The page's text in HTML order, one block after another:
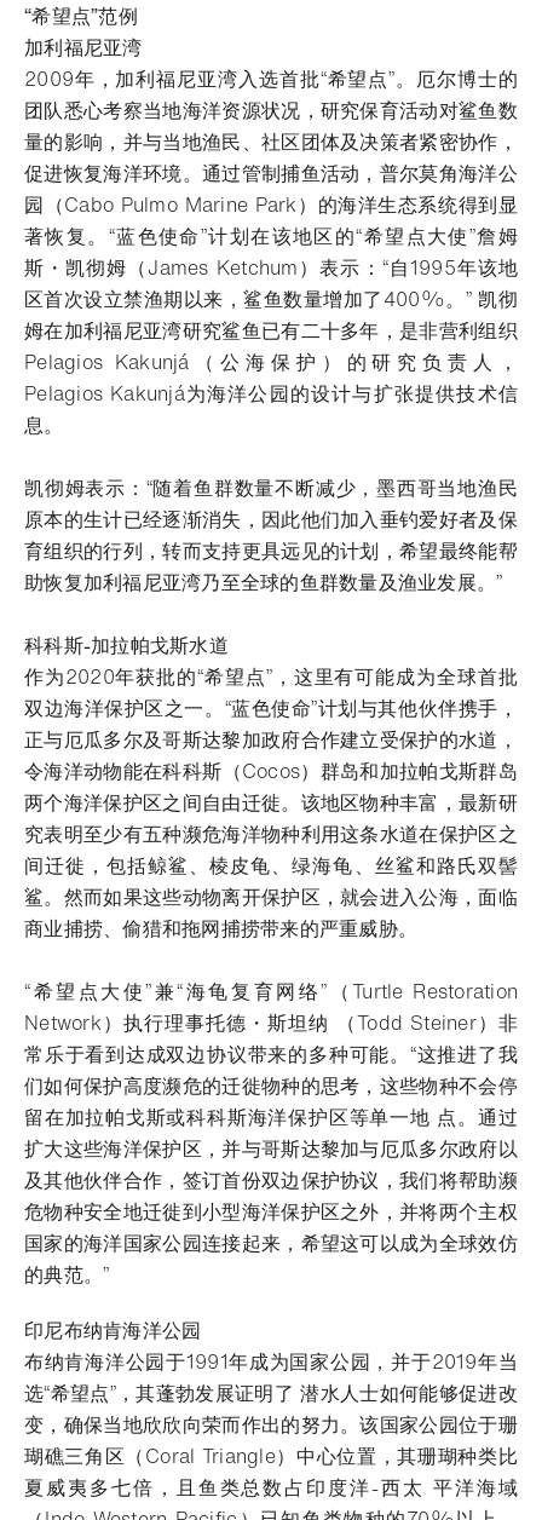
“希望点”范例
加利福尼亚湾
2009年，加利福尼亚湾入选首批“希望点”。厄尔博士的
团队悉心考察当地海洋资源状况，研究保育活动对鲨鱼数
量的影响，并与当地渔民、社区团体及决策者紧密协作，
促进恢复海洋环境。通过管制捕鱼活动，普尔莫角海洋公
园（Cabo Pulmo Marine Park）的海洋生态系统得到显
著恢复。“蓝色使命”计划在该地区的“希望点大使”詹姆
斯・凯彻姆（James Ketchum）表示：“自1995年该地
区首次设立禁渔期以来，鲨鱼数量增加了400%。” 凯彻
姆在加利福尼亚湾研究鲨鱼已有二十多年，是非营利组织
Pelagios Kakunjá（公海保护）的研究负责人，
Pelagios Kakunjá为海洋公园的设计与扩张提供技术信
息。
凯彻姆表示：“随着鱼群数量不断减少，墨西哥当地渔民
原本的生计已经逐渐消失，因此他们加入垂钓爱好者及保
育组织的行列，转而支持更具远见的计划，希望最终能帮
助恢复加利福尼亚湾乃至全球的鱼群数量及渔业发展。”
科科斯-加拉帕戈斯水道
作为2020年获批的“希望点”，这里有可能成为全球首批
双边海洋保护区之一。“蓝色使命”计划与其他伙伴携手，
正与厄瓜多尔及哥斯达黎加政府合作建立受保护的水道，
令海洋动物能在科科斯（Cocos）群岛和加拉帕戈斯群岛
两个海洋保护区之间自由迁徙。该地区物种丰富，最新研
究表明至少有五种濒危海洋物种利用这条水道在保护区之
间迁徙，包括鲸鲨、棱皮龟、绿海龟、丝鲨和路氏双髻
鲨。然而如果这些动物离开保护区，就会进入公海，面临
商业捕捞、偷猎和拖网捕捞带来的严重威胁。
“希望点大使”兼“海龟复育网络”（Turtle Restoration
Network）执行理事托德・斯坦纳 （Todd Steiner）非
常乐于看到达成双边协议带来的多种可能。“这推进了我
们如何保护高度濒危的迁徙物种的思考，这些物种不会停
留在加拉帕戈斯或科科斯海洋保护区等单一地 点。通过
扩大这些海洋保护区，并与哥斯达黎加与厄瓜多尔政府以
及其他伙伴合作，签订首份双边保护协议，我们将帮助濒
危物种安全地迁徙到小型海洋保护区之外，并将两个主权
国家的海洋国家公园连接起来，希望这可以成为全球效仿
的典范。”
印尼布纳肯海洋公园
布纳肯海洋公园于1991年成为国家公园，并于2019年当
选“希望点”，其蓬勃发展证明了 潜水人士如何能够促进改
变，确保当地欣欣向荣而作出的努力。该国家公园位于珊
瑚礁三角区（Coral Triangle）中心位置，其珊瑚种类比
夏威夷多七倍，且鱼类总数占印度洋-西太 平洋海域